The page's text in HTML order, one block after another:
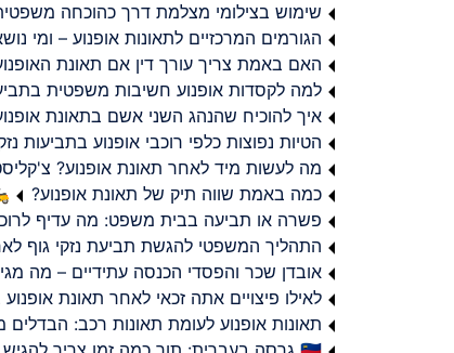
שימוש בצילומי מצלמת דרך כהוכחה
הגורמים המרכזיים לתאונות אופנוע – ומי
האם באמת צריך עורך דין אם תאונת
למה לקסדות אופנוע חשיבות משפטית
איך להוכיח שהנהג השני אשם בתאונת
הטיות נפוצות כלפי רוכבי אופנוע בתביעות
מה לעשות מיד לאחר תאונת אופנוע?
כמה באמת שווה תיק של תאונת אופנוע?
פשרה או תביעה בבית משפט: מה עדיף
התהליך המשפטי להגשת תביעת נזקי גוף
אובדן שכר והפסדי הכנסה עתידיים – מה
לאילו פיצויים אתה זכאי לאחר תאונת
תאונות אופנוע לעומת תאונות רכב: הבדלים